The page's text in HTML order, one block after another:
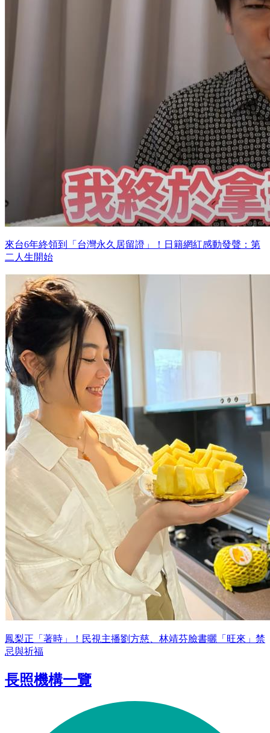
來台6年終領到「台灣永久居留證」！日籍網紅感動發聲：第
二人生開始
鳳梨正「著時」！民視主播劉方慈、林靖芬臉書曬「旺來」禁
忌與祈福
長照機構一覽